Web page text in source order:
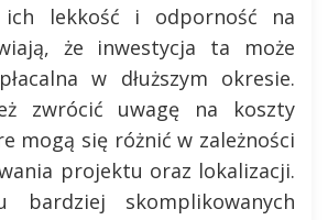
lekkość i odporność na
że inwestycja ta może
w dłuższym okresie.
zwrócić uwagę na koszty
mogą się różnić w zależności
projektu oraz lokalizacji.
bardziej skomplikowanych